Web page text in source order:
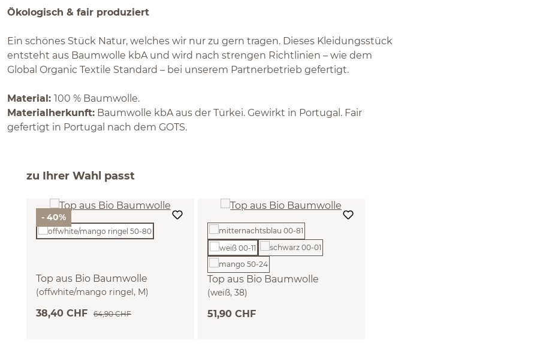
Ökologisch & fair produziert
Ein schönes Stück Natur, welches wir nur zu gern tragen. Dieses Kleidungsstück
entsteht aus Baumwolle kbA und wird nach strengen Richtlinien – wie dem
Global Organic Textile Standard – bei unserem Partnerbetrieb gefertigt.
Material: 100 % Baumwolle.
Materialherkunft: Baumwolle kbA aus der Türkei. Gewirkt in Portugal. Fair
gefertigt in Portugal nach dem GOTS.
zu Ihrer Wahl passt
- 40%
Top aus Bio Baumwolle
(offwhite/mango ringel, M)
38,40 CHF 64,90 CHF
Top aus Bio Baumwolle
(weiß, 38)
51,90 CHF